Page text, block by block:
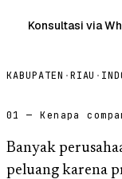
Konsultasi via
KABUPATEN ·RIAU ·
01 — Kenapa
Banyak
peluang karena